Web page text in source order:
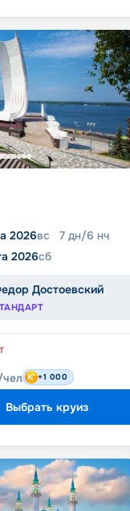
2026вс 7 дн/6 нч
2026сб
Достоевский
+1 000
Выбрать круиз